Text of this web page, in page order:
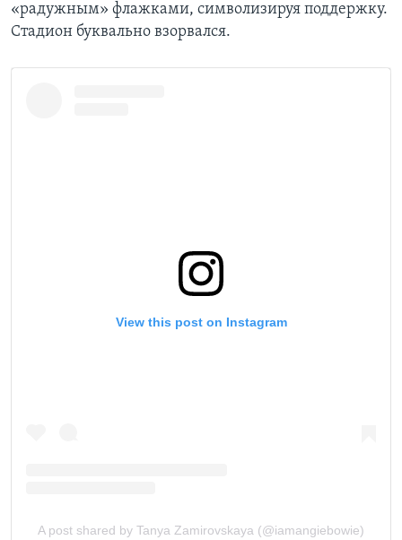
«радужным» флажками, символизируя поддержку.
Стадион буквально взорвался.